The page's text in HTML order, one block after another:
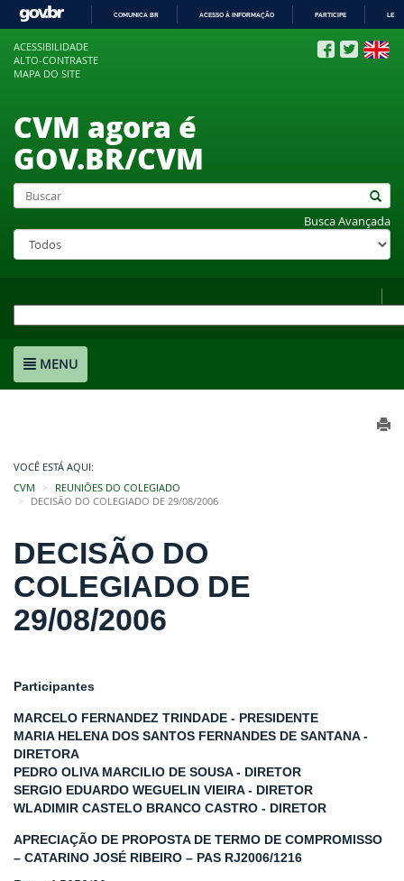
COMUNICA BR ACESSO À INFORMAÇÃO PARTICIPE
ACESSIBILIDADE
ALTO-CONTRASTE
MAPA DO SITE
CVM agora é
GOV.BR/CVM
Busca Avançada
MENU
VOCÊ ESTÁ AQUI:
CVM
REUNIÕES DO COLEGIADO
DECISÃO DO COLEGIADO DE 29/08/2006
DECISÃO DO
COLEGIADO DE
29/08/2006
Participantes
MARCELO FERNANDEZ TRINDADE - PRESIDENTE
MARIA HELENA DOS SANTOS FERNANDES DE SANTANA -
DIRETORA
PEDRO OLIVA MARCILIO DE SOUSA - DIRETOR
SERGIO EDUARDO WEGUELIN VIEIRA - DIRETOR
WLADIMIR CASTELO BRANCO CASTRO - DIRETOR
APRECIAÇÃO DE PROPOSTA DE TERMO DE COMPROMISSO
– CATARINO JOSÉ RIBEIRO – PAS RJ2006/1216